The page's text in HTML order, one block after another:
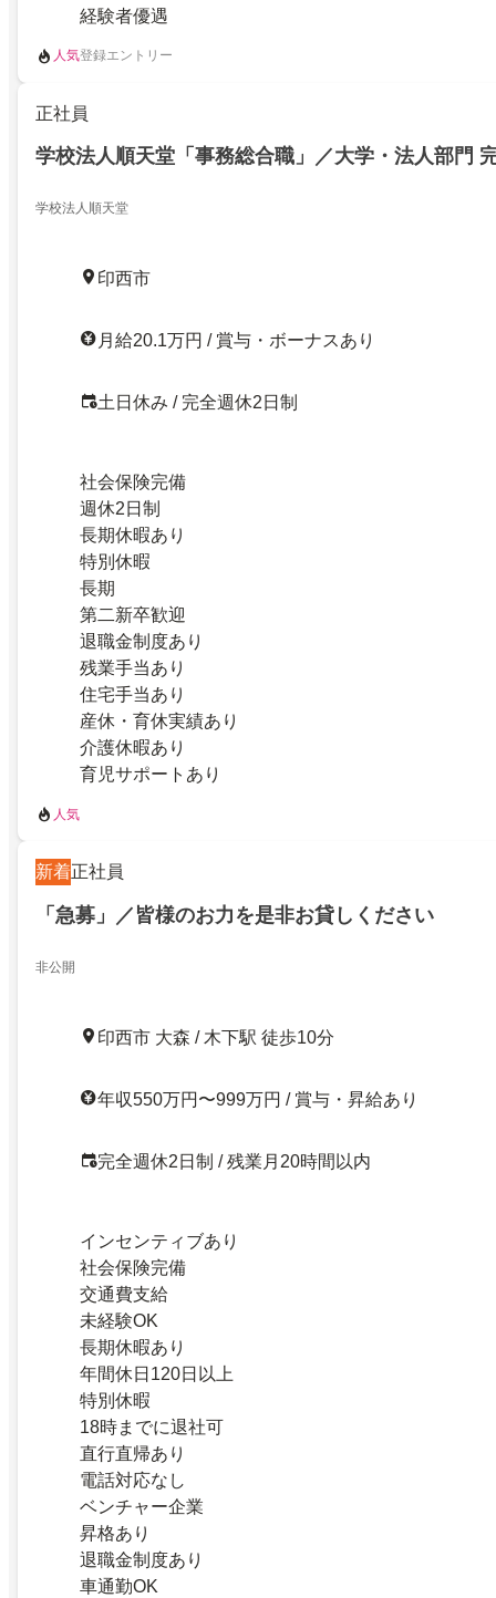
経験者優遇
人気登録エントリー
正社員
学校法人順天堂「事務総合職」／大学・法人部門
学校法人順天堂
印西市
月給20.1万円 / 賞与・ボーナスあり
土日休み / 完全週休2日制
社会保険完備
週休2日制
長期休暇あり
特別休暇
長期
第二新卒歓迎
退職金制度あり
残業手当あり
住宅手当あり
産休・育休実績あり
介護休暇あり
育児サポートあり
人気
新着正社員
「急募」／皆様のお力を是非お貸しください
非公開
印西市 大森 / 木下駅 徒歩10分
年収550万円〜999万円 / 賞与・昇給あり
完全週休2日制 / 残業月20時間以内
インセンティブあり
社会保険完備
交通費支給
未経験OK
長期休暇あり
年間休日120日以上
特別休暇
18時までに退社可
直行直帰あり
電話対応なし
ベンチャー企業
昇格あり
退職金制度あり
車通勤OK